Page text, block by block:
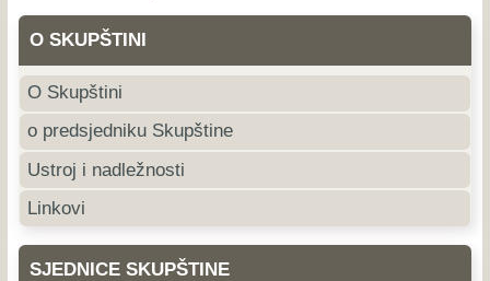
O SKUPŠTINI
O Skupštini
o predsjedniku Skupštine
Ustroj i nadležnosti
Linkovi
SJEDNICE SKUPŠTINE